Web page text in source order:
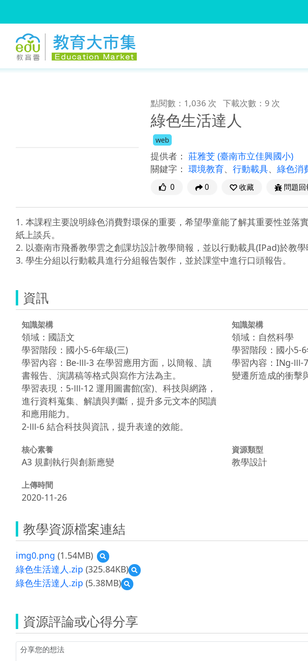
點閱數：1,036 次 下載次數：9 次
綠色生活達人
web
提供者： 莊雅芠 (臺南市立佳興國小)
關鍵字： 環境教育、 行動載具、 綠色消
0 0 收藏 問題回
1. 本課程主要說明綠色消費對環保的重要，希望學童能了解其重要性並
紙上談兵。
2. 以臺南市飛番教學雲之創課坊設計教學簡報，並以行動載具(IPad)於教學
3. 學生分組以行動載具進行分組報告製作，並於課堂中進行口頭報告。
資訊
知識架構
領域：國語文
學習階段：國小5-6年級(三)
學習內容：Be-Ⅲ-3 在學習應用方面，以簡報、讀
書報告、演講稿等格式與寫作方法為主。
學習表現：5-Ⅲ-12 運用圖書館(室)、科技與網路，
進行資料蒐集、解讀與判斷，提升多元文本的閱讀
和應用能力。
2-Ⅲ-6 結合科技與資訊，提升表達的效能。
知識架構
領域：自然科學
學習階段：國小5-
學習內容：INg-Ⅲ-
變遷所造成的衝擊
核心素養
A3 規劃執行與創新應變
資源類型
教學設計
上傳時間
2020-11-26
教學資源檔案連結
img0.png (1.54MB)
預
覽
img0.png
綠色生活達人.zip (325.84KB)
預
覽
活
達
人.zip
綠色生活達人.zip (5.38MB)
預
覽
生
活
達
資源評論或心得分享